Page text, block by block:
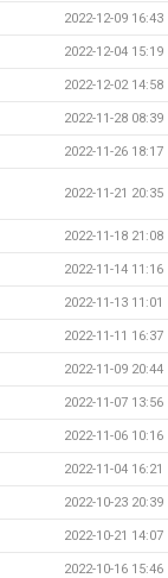
2022-12-09 16:43
2022-12-04 15:19
2022-12-02 14:58
2022-11-28 08:39
2022-11-26 18:17
2022-11-21 20:35
2022-11-18 21:08
2022-11-14 11:16
2022-11-13 11:01
2022-11-11 16:37
2022-11-09 20:44
2022-11-07 13:56
2022-11-06 10:16
2022-11-04 16:21
2022-10-23 20:39
2022-10-21 14:07
2022-10-16 15:46